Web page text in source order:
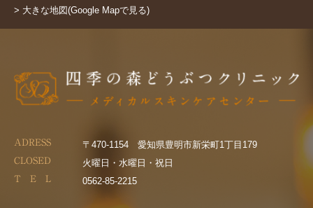
> 大きな地図(Google Mapで見る)
ADRESS 〒470-1154 愛知県豊明市新栄町1丁目179
CLOSED 火曜日・水曜日・祝日
T E L 0562-85-2215